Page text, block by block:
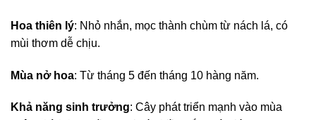
Hoa thiên lý: Nhỏ nhắn, mọc thành chùm từ nách lá, có
mùi thơm dễ chịu.
Mùa nở hoa: Từ tháng 5 đến tháng 10 hàng năm.
Khả năng sinh trưởng: Cây phát triển mạnh vào mùa